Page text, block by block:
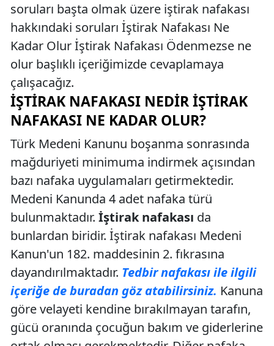
soruları başta olmak üzere iştirak nafakası
hakkındaki soruları İştirak Nafakası Ne
Kadar Olur İştirak Nafakası Ödenmezse ne
olur başlıklı içeriğimizde cevaplamaya
çalışacağız.
İŞTIRAK NAFAKASI NEDIR İŞTIRAK
NAFAKASI NE KADAR OLUR?
Türk Medeni Kanunu boşanma sonrasında
mağduriyeti minimuma indirmek açısından
bazı nafaka uygulamaları getirmektedir.
Medeni Kanunda 4 adet nafaka türü
bulunmaktadır. İştirak nafakası da
bunlardan biridir. İştirak nafakası Medeni
Kanun'un 182. maddesinin 2. fıkrasına
dayandırılmaktadır. Tedbir nafakası ile ilgili
içeriğe de buradan göz atabilirsiniz. Kanuna
göre velayeti kendine bırakılmayan tarafın,
gücü oranında çocuğun bakım ve giderlerine